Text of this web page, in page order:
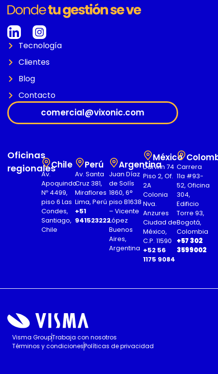
Tecnología
Clientes
Blog
Contacto
comercial@vixonic.com
Oficinas
regionalesChile
Av.
Apoquindo
Nº 4499,
piso 6 Las
Condes,
Santiago,
Chile
Perú
Av. Santa
Cruz 381,
Miraflores
Lima, Perú
+51
941523222
Argentina
Juan Díaz
de Solís
1860, 6°
piso B1638
– Vicente
López
Buenos
Aires,
Argentina
México
Darwin 74
Piso 2, Of.
2A
Colonia
Nva.
Anzures
Ciudad de
México,
C.P. 11590
+52 56
1175 9084
Carrera
11a #93-
52, Oficina
304,
Edificio
Torre 93,
Bogotá,
Colombia
+57 302
3599002
Visma GroupTrabaja con nosotros
Términos y condicionesPolíticas de privacidad